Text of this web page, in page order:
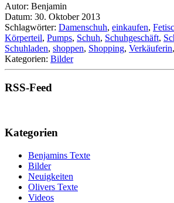
Autor: Benjamin
Datum: 30. Oktober 2013
Schlagwörter: Damenschuh, einkaufen,
Körperteil, Pumps, Schuh, Schuhgeschäft,
Schuhladen, shoppen, Shopping, Verkäuferin,
Kategorien: Bilder
RSS-Feed
Kategorien
Benjamins Texte
Bilder
Neuigkeiten
Olivers Texte
Videos